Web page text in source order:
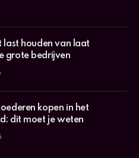
last houden van laat
grote bedrijven
kopen in het
dit moet je weten